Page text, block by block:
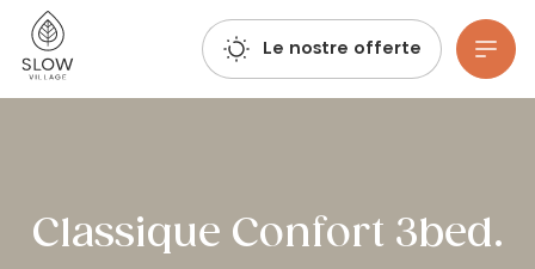
Respirate, immaginate, prenotate: le prenotazioni per l'estate 2027 sono già aperte!
Le nostre offerte
Classique Confort 3bed.